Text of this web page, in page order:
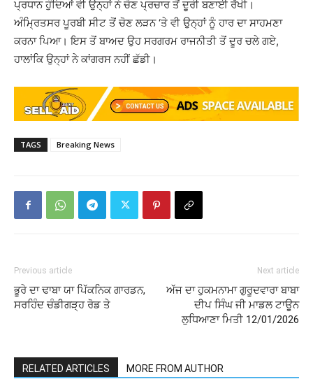
ਪ੍ਰਧਾਨ ਹੁੰਦਿਆਂ ਵੀ ਉਨ੍ਹਾਂ ਨੇ ਚੋਣ ਪ੍ਰਚਾਰ ਤੋਂ ਦੂਰੀ ਬਣਾਈ ਰੱਖੀ।
ਅੰਮ੍ਰਿਤਸਰ ਪੂਰਬੀ ਸੀਟ ਤੋਂ ਚੋਣ ਲੜਨ ‘ਤੇ ਵੀ ਉਨ੍ਹਾਂ ਨੂੰ ਹਾਰ ਦਾ ਸਾਹਮਣਾ
ਕਰਨਾ ਪਿਆ। ਇਸ ਤੋਂ ਬਾਅਦ ਉਹ ਸਰਗਰਮ ਰਾਜਨੀਤੀ ਤੋਂ ਦੂਰ ਚਲੇ ਗਏ,
ਹਾਲਾਂਕਿ ਉਨ੍ਹਾਂ ਨੇ ਕਾਂਗਰਸ ਨਹੀਂ ਛੱਡੀ।
TAGS Breaking News
Previous article
ਭੂਰੇ ਦਾ ਢਾਬਾ ਯਾ ਪਿੱਕਨਿਕ ਗਾਰਡਨ,
ਸਰਹਿੰਦ ਚੰਡੀਗੜ੍ਹ ਰੋਡ ਤੇ
Next article
ਅੱਜ ਦਾ ਹੁਕਮਨਾਮਾ ਗੁਰੂਦਵਾਰਾ ਬਾਬਾ
ਦੀਪ ਸਿੰਘ ਜੀ ਮਾਡਲ ਟਾਊਨ
ਲੁਧਿਆਣਾ ਮਿਤੀ 12/01/2026
RELATED ARTICLES MORE FROM AUTHOR